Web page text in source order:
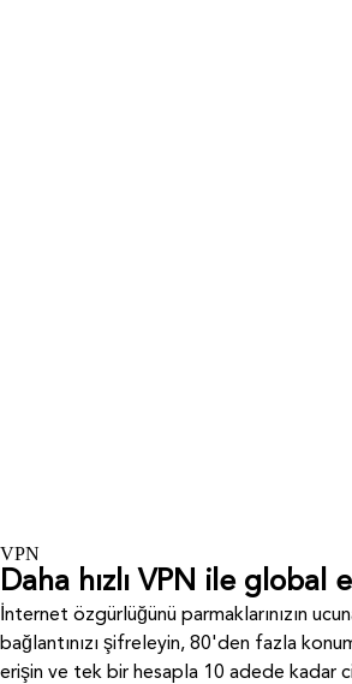
VPN
Daha hızlı VPN ile global
İnternet özgürlüğünü parmaklarınızın
bağlantınızı şifreleyin, 80'den fazla
erişin ve tek bir hesapla 10 adede kadar